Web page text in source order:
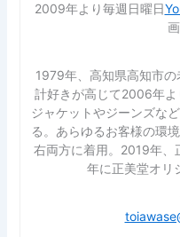
2009年より毎週日曜日
1979年、高知県高知市
計好きが高じて2006年よ
ジャケットやジーンズな
る。あらゆるお客様の環
右両方に着用。2019年
年に正美堂オリ